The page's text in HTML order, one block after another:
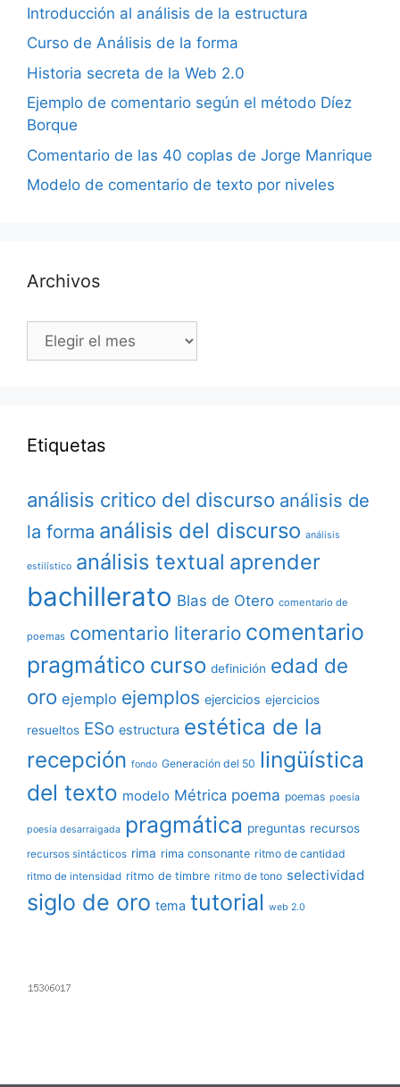
Introducción al análisis de la estructura
Curso de Análisis de la forma
Historia secreta de la Web 2.0
Ejemplo de comentario según el método Díez
Borque
Comentario de las 40 coplas de Jorge Manrique
Modelo de comentario de texto por niveles
Archivos
Archivos
Etiquetas
análisis critico del discurso análisis de
la forma análisis del discurso análisis
estilístico análisis textual aprender
bachillerato Blas de Otero comentario de
poemas comentario literario comentario
pragmático curso definición edad de
oro ejemplo ejemplos ejercicios ejercicios
resueltos ESo estructura estética de la
recepción fondo Generación del 50 lingüística
del texto modelo Métrica poema poemas poesía
poesía desarraigada pragmática preguntas recursos
recursos sintácticos rima rima consonante ritmo de cantidad
ritmo de intensidad ritmo de timbre ritmo de tono selectividad
siglo de oro tema tutorial web 2.0